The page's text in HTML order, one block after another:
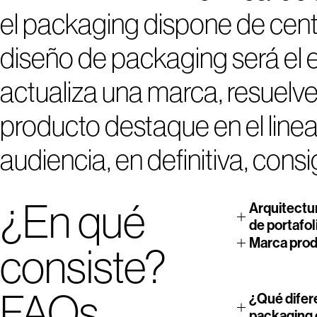
1 2 3 4
el packaging dispone de
diseño de packaging será el
actualiza una marca,
producto destaque en el
audiencia, en definitiva,
¿En qué
consiste?
de
La arquitectura
composición
generará un
Marca
diseñada con el
acorde con las
¿Qué